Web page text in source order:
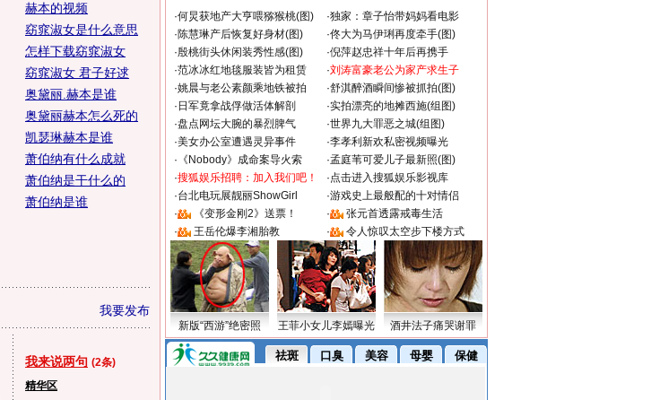
赫本的视频
窈窕淑女是什么意思
怎样下载窈窕淑女
窈窕淑女 君子好逑
奥黛丽.赫本是谁
奥黛丽赫本怎么死的
凯瑟琳赫本是谁
萧伯纳有什么成就
萧伯纳是干什么的
萧伯纳是谁
我要发布
我来说两句 (2条)
精华区
·何炅获地产大亨喂猕猴桃(图) ·独家：章子怡带妈妈看电影
·陈慧琳产后恢复好身材(图) ·佟大为马伊琍再度牵手(图)
·殷桃街头休闲装秀性感(图) ·倪萍赵忠祥十年后再携手
·范冰冰红地毯服装皆为租赁 ·刘涛富豪老公为家产求生子
·姚晨与老公素颜乘地铁被拍 ·舒淇醉酒瞬间惨被抓拍(图)
· 日军竟拿战俘做活体解剖 ·实拍漂亮的地摊西施(组图)
·盘点网坛大腕的暴烈脾气 ·世界九大罪恶之城(组图)
·美女办公室遭遇灵异事件 ·李孝利新欢私密视频曝光
· 《Nobody》成命案导火索 ·孟庭苇可爱儿子最新照(图)
·搜狐娱乐招聘：加入我们吧！ ·点击进入搜狐娱乐影视库
·台北电玩展靓丽ShowGirl ·游戏史上最般配的十对情侣
·
《变形金刚2》送票！ ·
张元首透露戒毒生活
·
王岳伦爆李湘胎教 · 令人惊叹太空步下楼方式
新版“西游”绝密照 王菲小女儿李嫣曝光 酒井法子痛哭谢罪